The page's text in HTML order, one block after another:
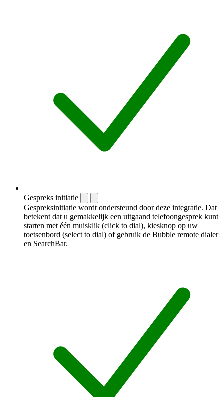
Gespreks initiatie
Gespreksinitiatie wordt ondersteund door deze integratie. Dat
betekent dat u gemakkelijk een uitgaand telefoongesprek kunt
starten met één muisklik (click to dial), kiesknop op uw
toetsenbord (select to dial) of gebruik de Bubble remote dialer
en SearchBar.